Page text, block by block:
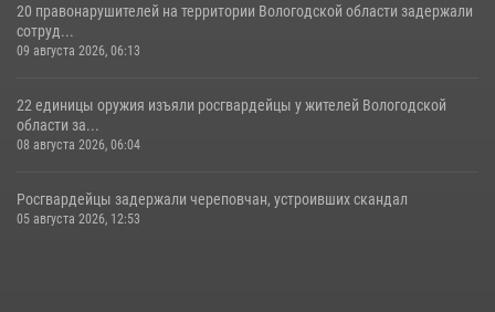
20 правонарушителей на территории Вологодской области задержали
сотруд...
09 августа 2026, 06:13
22 единицы оружия изъяли росгвардейцы у жителей Вологодской
области за...
08 августа 2026, 06:04
Росгвардейцы задержали череповчан, устроивших скандал
05 августа 2026, 12:53